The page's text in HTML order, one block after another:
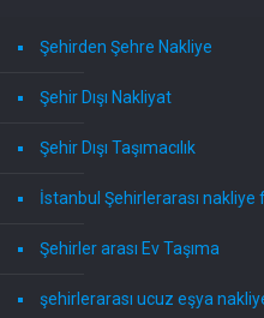
Şehirden Şehre Nakliye
Şehir Dışı Nakliyat
Şehir Dışı Taşımacılık
İstanbul Şehirlerarası nakliye
Şehirler arası Ev Taşıma
şehirlerarası ucuz eşya